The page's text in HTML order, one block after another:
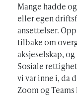
Mange hadde
eller egen
ansettelser.
tilbake om
aksjeselskap,
Sosiale
vi var inne i, da
Zoom og